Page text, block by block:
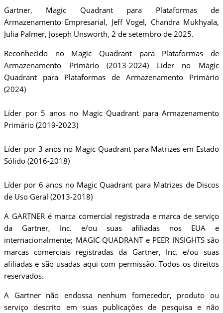
Gartner, Magic Quadrant para Plataformas de
Armazenamento Empresarial, Jeff Vogel, Chandra Mukhyala,
Julia Palmer, Joseph Unsworth, 2 de setembro de 2025.
Reconhecido no Magic Quadrant para Plataformas de
Armazenamento Primário (2013-2024) Líder no Magic
Quadrant para Plataformas de Armazenamento Primário
(2024)
Líder por 5 anos no Magic Quadrant para Armazenamento
Primário (2019-2023)
Líder por 3 anos no Magic Quadrant para Matrizes em Estado
Sólido (2016-2018)
Líder por 6 anos no Magic Quadrant para Matrizes de Discos
de Uso Geral (2013-2018)
A GARTNER é marca comercial registrada e marca de serviço
da Gartner, Inc. e/ou suas afiliadas nos EUA e
internacionalmente; MAGIC QUADRANT e PEER INSIGHTS são
marcas comerciais registradas da Gartner, Inc. e/ou suas
afiliadas e são usadas aqui com permissão. Todos os direitos
reservados.
A Gartner não endossa nenhum fornecedor, produto ou
serviço descrito em suas publicações de pesquisa e não